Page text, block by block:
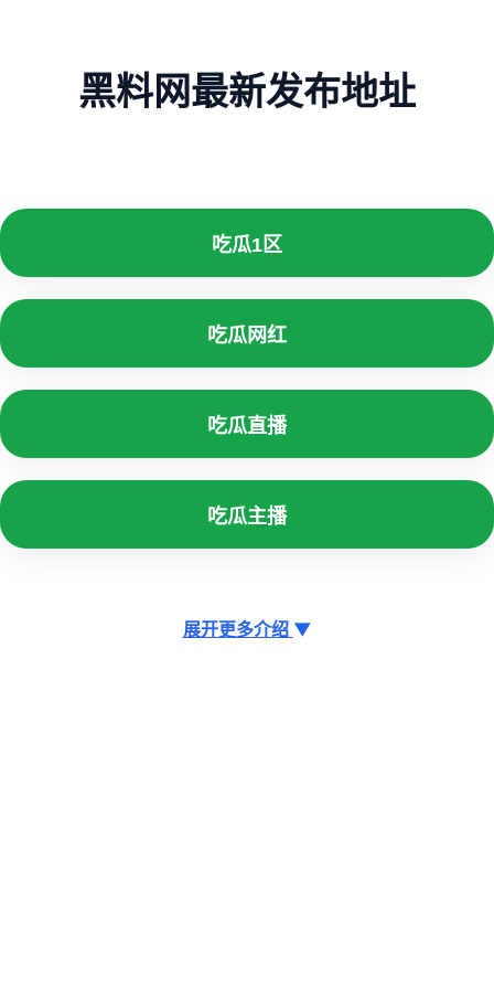
黑料网最新发布地址
吃瓜1区
吃瓜网红
吃瓜直播
吃瓜主播
展开更多介绍 ▼